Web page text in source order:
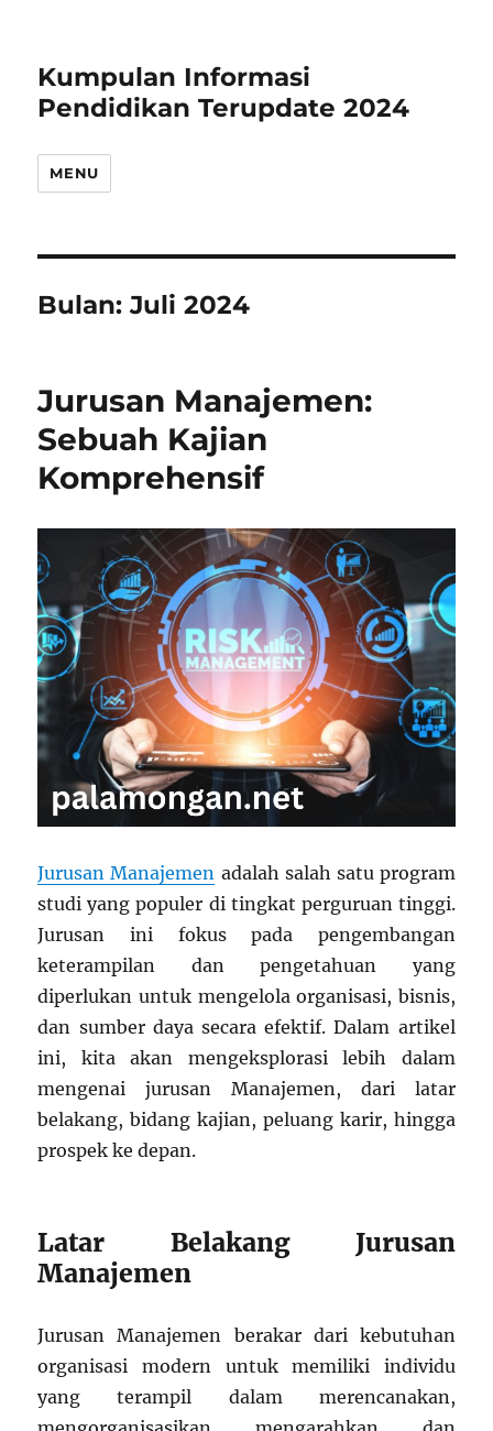
Kumpulan Informasi
Pendidikan Terupdate 2024
MENU
Bulan:Juli 2024
Jurusan Manajemen:
Sebuah Kajian
Komprehensif
Jurusan Manajemen adalah salah satu program
studi yang populer di tingkat perguruan tinggi.
Jurusan ini fokus pada pengembangan
keterampilan dan pengetahuan yang
diperlukan untuk mengelola organisasi, bisnis,
dan sumber daya secara efektif. Dalam artikel
ini, kita akan mengeksplorasi lebih dalam
mengenai jurusan Manajemen, dari latar
belakang, bidang kajian, peluang karir, hingga
prospek ke depan.
Latar Belakang Jurusan
Manajemen
Jurusan Manajemen berakar dari kebutuhan
organisasi modern untuk memiliki individu
yang terampil dalam merencanakan,